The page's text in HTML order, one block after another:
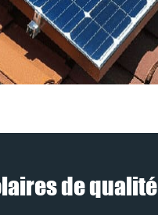
de qualité